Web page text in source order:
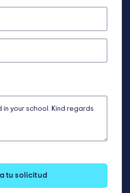
tu solicitud